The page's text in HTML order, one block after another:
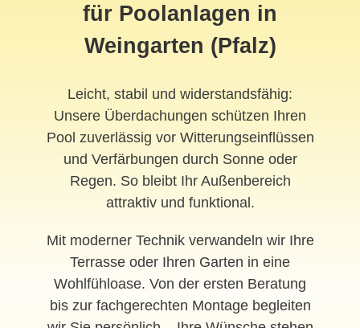
für Poolanlagen in
Weingarten (Pfalz)
Leicht, stabil und widerstandsfähig:
Unsere Überdachungen schützen Ihren
Pool zuverlässig vor Witterungseinflüssen
und Verfärbungen durch Sonne oder
Regen. So bleibt Ihr Außenbereich
attraktiv und funktional.
Mit moderner Technik verwandeln wir Ihre
Terrasse oder Ihren Garten in eine
Wohlfühloase. Von der ersten Beratung
bis zur fachgerechten Montage begleiten